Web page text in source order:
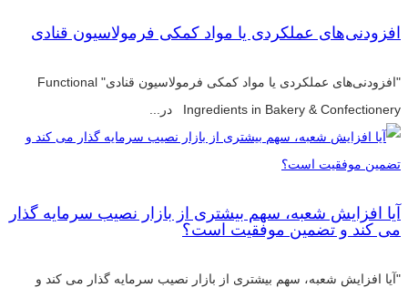
افزودنی‌های عملکردی یا مواد کمکی فرمولاسیون قنادی
"افزودنی‌های عملکردی یا مواد کمکی فرمولاسیون قنادی" Functional
Ingredients in Bakery & Confectionery در...
آیا افزایش شعبه، سهم بیشتری از بازار نصیب سرمایه گذار
می کند و تضمین موفقیت است؟
"آیا افزایش شعبه، سهم بیشتری از بازار نصیب سرمایه گذار می کند و